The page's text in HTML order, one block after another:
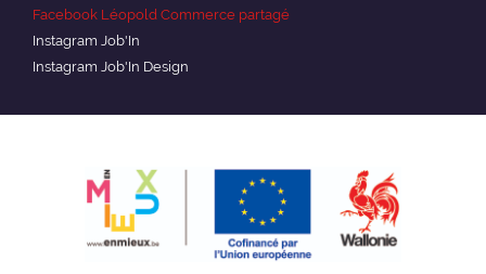
Facebook Léopold Commerce partagé
Instagram Job'In
Instagram Job'In Design